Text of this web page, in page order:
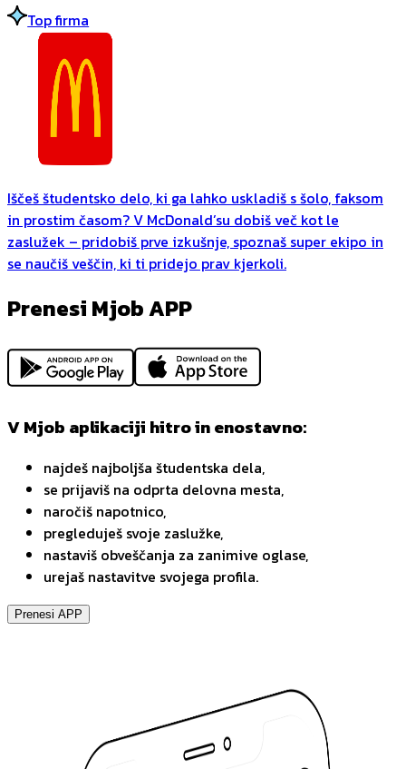
Top firma
Iščeš študentsko delo, ki ga lahko uskladiš s šolo, faksom
in prostim časom? V McDonald’su dobiš več kot le
zaslužek – pridobiš prve izkušnje, spoznaš super ekipo in
se naučiš veščin, ki ti pridejo prav kjerkoli.
Prenesi Mjob APP
V Mjob aplikaciji hitro in enostavno:
najdeš najboljša študentska dela,
se prijaviš na odprta delovna mesta,
naročiš napotnico,
pregleduješ svoje zaslužke,
nastaviš obveščanja za zanimive oglase,
urejaš nastavitve svojega profila.
Prenesi APP